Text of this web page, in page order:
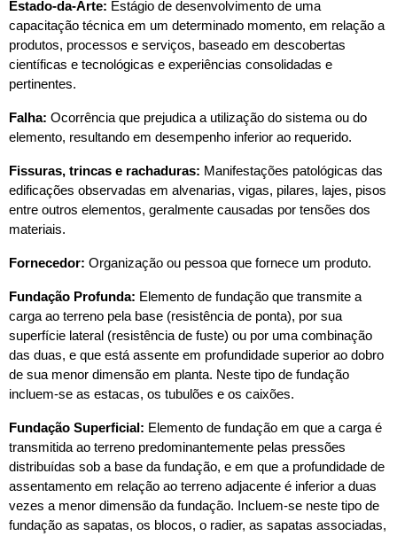
Estado-da-Arte: Estágio de desenvolvimento de uma
capacitação técnica em um determinado momento, em relação a
produtos, processos e serviços, baseado em descobertas
científicas e tecnológicas e experiências consolidadas e
pertinentes.
Falha: Ocorrência que prejudica a utilização do sistema ou do
elemento, resultando em desempenho inferior ao requerido.
Fissuras, trincas e rachaduras: Manifestações patológicas das
edificações observadas em alvenarias, vigas, pilares, lajes, pisos
entre outros elementos, geralmente causadas por tensões dos
materiais.
Fornecedor: Organização ou pessoa que fornece um produto.
Fundação Profunda: Elemento de fundação que transmite a
carga ao terreno pela base (resistência de ponta), por sua
superfície lateral (resistência de fuste) ou por uma combinação
das duas, e que está assente em profundidade superior ao dobro
de sua menor dimensão em planta. Neste tipo de fundação
incluem-se as estacas, os tubulões e os caixões.
Fundação Superficial: Elemento de fundação em que a carga é
transmitida ao terreno predominantemente pelas pressões
distribuídas sob a base da fundação, e em que a profundidade de
assentamento em relação ao terreno adjacente é inferior a duas
vezes a menor dimensão da fundação. Incluem-se neste tipo de
fundação as sapatas, os blocos, o radier, as sapatas associadas,